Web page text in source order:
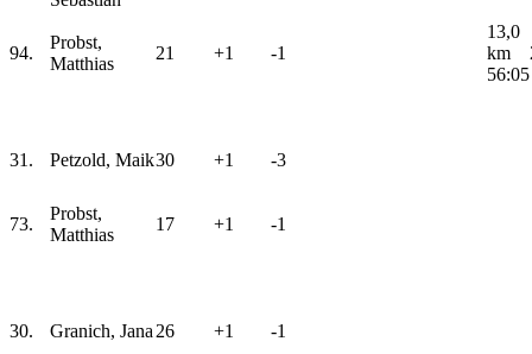
94.
Probst,
Matthias
21 +1 -1
13,0
km
56:05
31. Petzold, Maik30 +1 -3
73.
Probst,
Matthias
17 +1 -1
30. Granich, Jana 26 +1 -1